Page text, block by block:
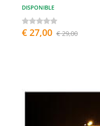
DISPONIBLE
€ 27,00 € 29,00